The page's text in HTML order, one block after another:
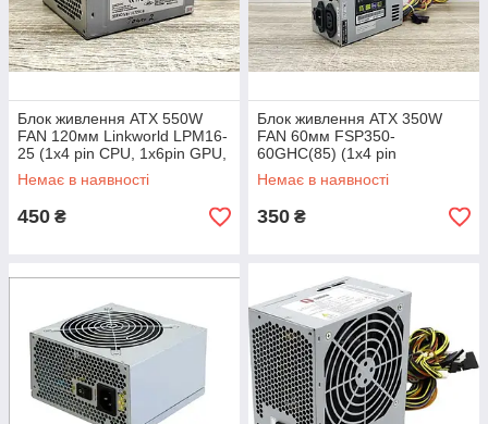
Блок живлення ATX 550W
FAN 120мм Linkworld LPM16-
25 (1х4 pin CPU, 1x6pin GPU,
4xSATA)
Немає в наявності
450 ₴
Блок живлення ATX 350W
FAN 60мм FSP350-
60GHC(85) (1х4 pin
CPU,1x6pin GPU, 4xSATA) бу
Немає в наявності
350 ₴